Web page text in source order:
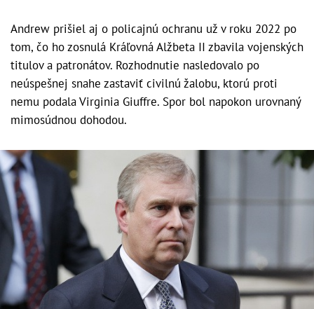
Andrew prišiel aj o policajnú ochranu už v roku 2022 po
tom, čo ho zosnulá Kráľovná Alžbeta II zbavila vojenských
titulov a patronátov. Rozhodnutie nasledovalo po
neúspešnej snahe zastaviť civilnú žalobu, ktorú proti
nemu podala Virginia Giuffre. Spor bol napokon urovnaný
mimosúdnou dohodou.